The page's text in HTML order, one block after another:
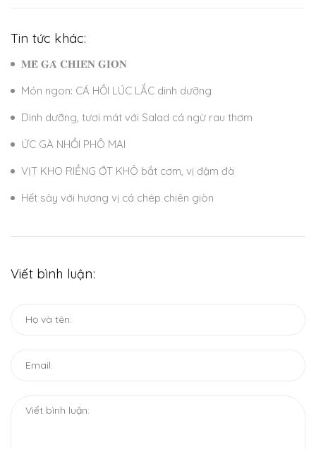
Tin tức khác:
𝐌𝐄̂̀ 𝐆𝐀̀ 𝐂𝐇𝐈𝐄̂𝐍 𝐆𝐈𝐎̀𝐍
Món ngon: CÁ HỒI LÚC LẮC dinh dưỡng
Dinh dưỡng, tươi mát với Salad cá ngừ rau thơm
ỨC GÀ NHỒI PHÔ MAI
VỊT KHO RIỀNG ỚT KHÔ bắt cơm, vị đậm đà
Hết sảy với hương vị cá chép chiên giòn
Viết bình luận: